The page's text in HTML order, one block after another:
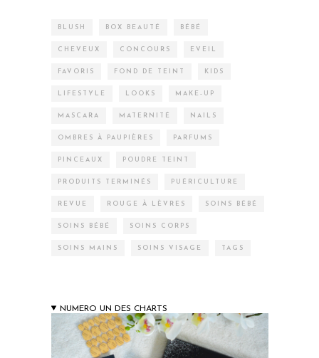
BLUSH BOX BEAUTÉ BÉBÉ
CHEVEUX CONCOURS EVEIL
FAVORIS FOND DE TEINT KIDS
LIFESTYLE LOOKS MAKE-UP
MASCARA MATERNITÉ NAILS
OMBRES À PAUPIÈRES PARFUMS
PINCEAUX POUDRE TEINT
PRODUITS TERMINÉS PUÉRICULTURE
REVUE ROUGE À LÈVRES SOINS BÉBÉ
SOINS BÉBÉ SOINS CORPS
SOINS MAINS SOINS VISAGE TAGS
NUMERO UN DES CHARTS